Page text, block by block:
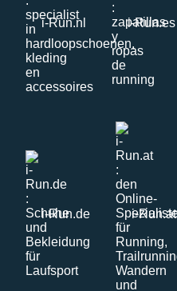
i-Run.nl i-Run.es
i-Run.de i-Run.at